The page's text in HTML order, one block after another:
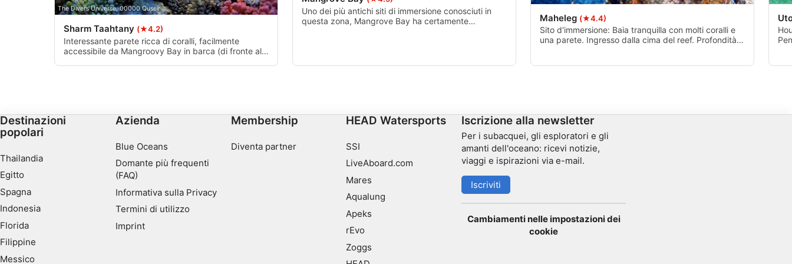
The Divers Universe, 00000 Quseir
Sharm Taahtany (★4.2)
Interessante parete ricca di coralli, facilmente
accessibile da Mangroovy Bay in barca (di fronte alla
Uno dei più antichi siti di immersione conosciuti in
questa zona, Mangrove Bay ha certamente
Maheleg (★4.4)
Sito d'immersione: Baia tranquilla con molti coralli e
una parete. Ingresso dalla cima del reef. Profondità
Destinazioni
popolari
Thailandia
Egitto
Spagna
Indonesia
Florida
Filippine
Messico
Azienda
Blue Oceans
Domante più frequenti
(FAQ)
Informativa sulla Privacy
Termini di utilizzo
Imprint
Membership
Diventa partner
HEAD Watersports
SSI
LiveAboard.com
Mares
Aqualung
Apeks
rEvo
Zoggs
Iscrizione alla newsletter
Per i subacquei, gli esploratori e gli
amanti dell'oceano: ricevi notizie,
viaggi e ispirazioni via e-mail.
Iscriviti
Cambiamenti nelle impostazioni dei
cookie
Necessario
Prestazione